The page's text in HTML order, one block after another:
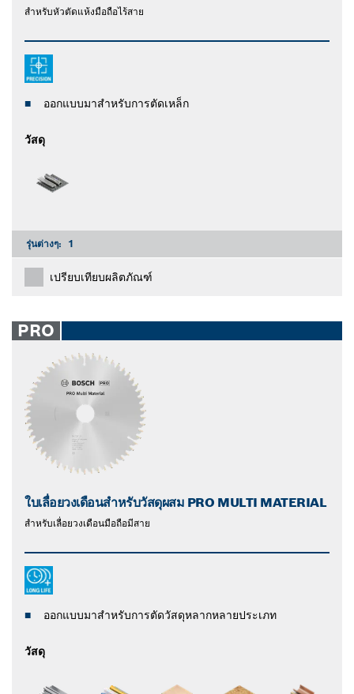
สําหรับหัวตัดแห้งมือถือไร้สาย
ออกแบบมาสำหรับการตัดเหล็ก
วัสดุ
รุ่นต่างๆ: 1
เปรียบเทียบผลิตภัณฑ์
PRO
ใบเลื่อยวงเดือนสำหรับวัสดุผสม PRO MULTI MATERIAL
สําหรับเลื่อยวงเดือนมือถือมีสาย
ออกแบบมาสำหรับการตัดวัสดุหลากหลายประเภท
วัสดุ